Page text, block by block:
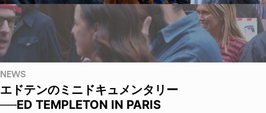
NEWS
エドテンのミニドキュメンタリー
──ED TEMPLETON IN PARIS